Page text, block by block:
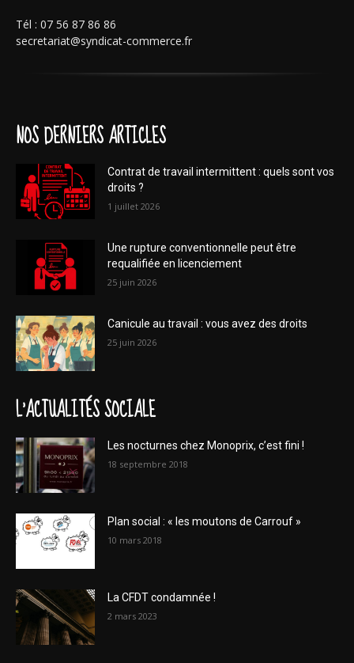
Tél : 07 56 87 86 86
secretariat@syndicat-commerce.fr
NOS DERNIERS ARTICLES
Contrat de travail intermittent : quels sont vos
droits ?
1 juillet 2026
Une rupture conventionnelle peut être
requalifiée en licenciement
25 juin 2026
Canicule au travail : vous avez des droits
25 juin 2026
L'ACTUALITÉS SOCIALE
Les nocturnes chez Monoprix, c’est fini !
18 septembre 2018
Plan social : « les moutons de Carrouf »
10 mars 2018
La CFDT condamnée !
2 mars 2023